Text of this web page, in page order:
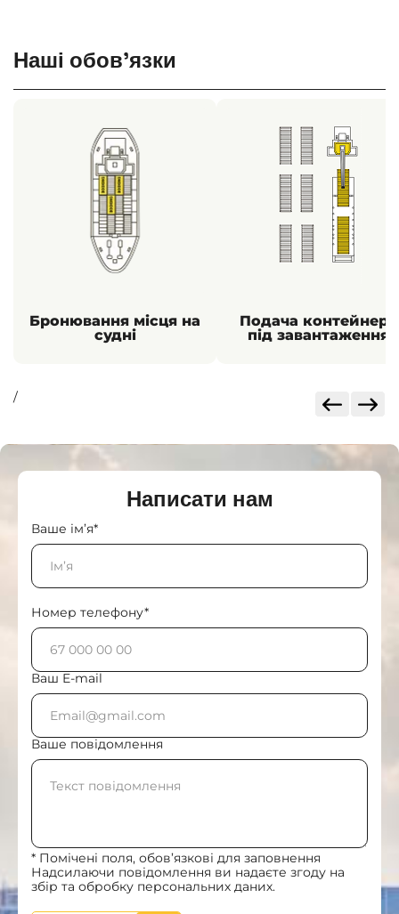
Наші обов’язки
Бронювання місця на
судні
Подача контейнера
під завантаження
/
Написати нам
Ваше ім’я*
Номер телефону*
Ваш E-mail
Ваше повідомлення
* Помічені поля, обов’язкові для заповнення
Надсилаючи повідомлення ви надаєте згоду на
збір та обробку персональних даних.